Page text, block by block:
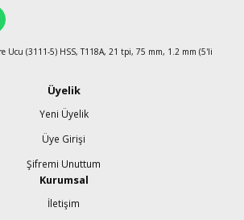
Üyelik
Yeni Üyelik
Üye Girişi
Şifremi Unuttum
Kurumsal
İletişim